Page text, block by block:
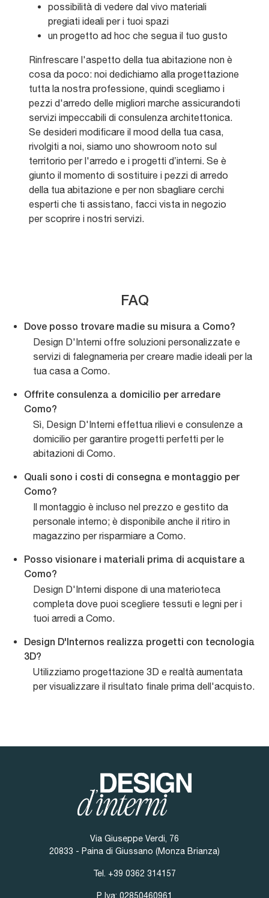
possibilità di vedere dal vivo materiali
pregiati ideali per i tuoi spazi
un progetto ad hoc che segua il tuo gusto
Rinfrescare l'aspetto della tua abitazione non è
cosa da poco: noi dedichiamo alla progettazione
tutta la nostra professione, quindi scegliamo i
pezzi d'arredo delle migliori marche assicurandoti
servizi impeccabili di consulenza architettonica.
Se desideri modificare il mood della tua casa,
rivolgiti a noi, siamo uno showroom noto sul
territorio per l'arredo e i progetti d’interni. Se è
giunto il momento di sostituire i pezzi di arredo
della tua abitazione e per non sbagliare cerchi
esperti che ti assistano, facci vista in negozio
per scoprire i nostri servizi.
FAQ
Dove posso trovare madie su misura a Como?
Design D'Interni offre soluzioni personalizzate e
servizi di falegnameria per creare madie ideali per la
tua casa a Como.
Offrite consulenza a domicilio per arredare
Como?
Sì, Design D'Interni effettua rilievi e consulenze a
domicilio per garantire progetti perfetti per le
abitazioni di Como.
Quali sono i costi di consegna e montaggio per
Como?
Il montaggio è incluso nel prezzo e gestito da
personale interno; è disponibile anche il ritiro in
magazzino per risparmiare a Como.
Posso visionare i materiali prima di acquistare a
Como?
Design D'Interni dispone di una materioteca
completa dove puoi scegliere tessuti e legni per i
tuoi arredi a Como.
Design D'Internos realizza progetti con tecnologia
3D?
Utilizziamo progettazione 3D e realtà aumentata
per visualizzare il risultato finale prima dell'acquisto.
Via Giuseppe Verdi, 76
20833 - Paina di Giussano (Monza Brianza)
Tel. +39 0362 314157
P. Iva: 02850460961